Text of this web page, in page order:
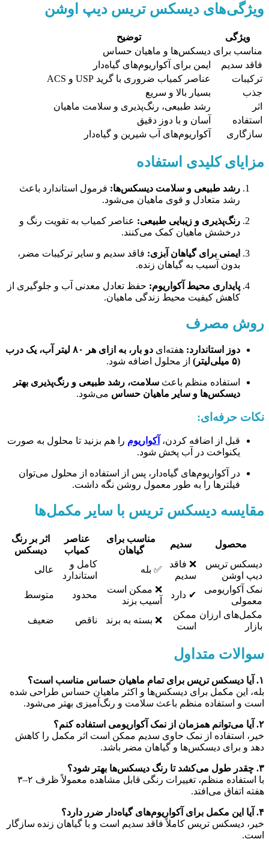
ویژگی‌های دیسکس تریس دیپ اوشن
ویژگی
توضیح
مناسب برای دیسکس‌ها و ماهیان حساس
فاقد سدیم
ایمن برای آکواریوم‌های گیاه‌دار
ترکیبات
عناصر کمیاب ضروری با گرید USP و ACS
جذب
بسیار بالا و سریع
اثر
رشد طبیعی، رنگ‌پذیری و سلامت ماهیان
استفاده
آسان و با دوز دقیق
سازگاری
آکواریوم‌های آب شیرین و گیاه‌دار
مزایای کلیدی استفاده
رشد طبیعی و سلامت دیسکس‌ها: فرمول استاندارد باعث
رشد متعادل و قوی ماهیان می‌شود.
رنگ‌پذیری و زیبایی طبیعی: عناصر کمیاب به تقویت رنگ و
درخشش ماهیان کمک می‌کنند.
ایمنی برای گیاهان آبزی: فاقد سدیم و سایر ترکیبات مضر،
بدون آسیب به گیاهان زنده.
پایداری محیط آکواریوم: حفظ تعادل معدنی آب و جلوگیری از
کاهش کیفیت محیط زندگی ماهیان.
روش مصرف
دوز استاندارد: هفته‌ای
دو بار، به ازای هر ۸۰ لیتر آب، یک درب
(۵ میلی‌لیتر)
از محلول اضافه شود.
استفاده منظم باعث سلامت، رشد طبیعی و رنگ‌پذیری بهتر
دیسکس‌ها و سایر ماهیان حساس می‌شود.
نکات حرفه‌ای:
قبل از اضافه کردن، آکواریوم را هم بزنید تا محلول به صورت
یکنواخت در آب پخش شود.
در آکواریوم‌های گیاه‌دار، پس از استفاده از محلول می‌توان
فیلترها را به طور معمول روشن نگه داشت.
مقایسه دیسکس تریس با سایر مکمل‌ها
محصول سدیم
مناسب برای
گیاهان
عناصر
کمیاب
اثر بر رنگ
دیسکس
دیسکس تریس
دیپ اوشن
❌ فاقد
سدیم
✅ بله
کامل و
استاندارد
عالی
نمک آکواریومی
معمولی
✔ دارد
❌ ممکن است
آسیب بزند
محدود
متوسط
مکمل‌های ارزان
بازار
ممکن
است
❌ بسته به برند ناقص ضعیف
سوالات متداول
۱. آیا دیسکس تریس برای تمام ماهیان حساس مناسب است؟
بله، این مکمل برای دیسکس‌ها و اکثر ماهیان حساس طراحی شده
است و استفاده منظم باعث سلامت و رنگ‌آمیزی بهتر می‌شود.
۲. آیا می‌توانم همزمان از نمک آکواریومی استفاده کنم؟
خیر، استفاده از نمک حاوی سدیم ممکن است اثر مکمل را کاهش
دهد و برای دیسکس‌ها و گیاهان مضر باشد.
۳. چقدر طول می‌کشد تا رنگ دیسکس‌ها بهتر شود؟
با استفاده منظم، تغییرات رنگی قابل مشاهده معمولاً ظرف ۲–۳
هفته اتفاق می‌افتد.
۴. آیا این مکمل برای آکواریوم‌های گیاه‌دار ضرر دارد؟
خیر، دیسکس تریس کاملاً فاقد سدیم است و با گیاهان زنده سازگار
است.